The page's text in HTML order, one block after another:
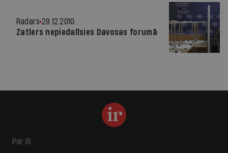
Radars 29.12.2010.
Zatlers nepiedalīsies Davosas forumā
Par IR